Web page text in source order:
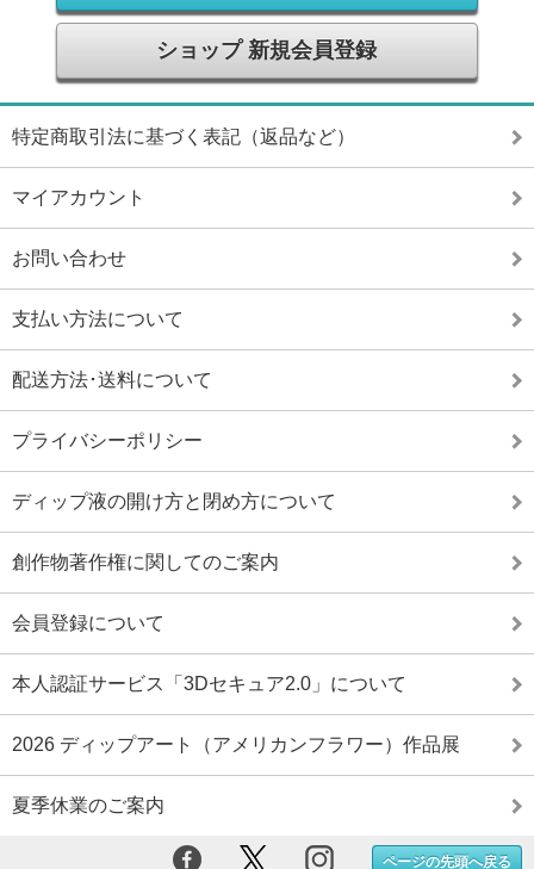
ショップ 新規会員登録
特定商取引法に基づく表記（返品など）
マイアカウント
お問い合わせ
支払い方法について
配送方法･送料について
プライバシーポリシー
ディップ液の開け方と閉め方について
創作物著作権に関してのご案内
会員登録について
本人認証サービス「3Dセキュア2.0」について
2026 ディップアート（アメリカンフラワー）作品展
夏季休業のご案内
ページの先頭へ戻る